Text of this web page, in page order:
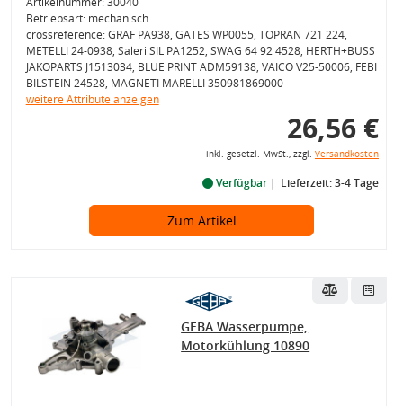
Betriebsart: mechanisch
crossreference: GRAF PA938, GATES WP0055, TOPRAN 721 224,
METELLI 24-0938, Saleri SIL PA1252, SWAG 64 92 4528, HERTH+BUSS
JAKOPARTS J1513034, BLUE PRINT ADM59138, VAICO V25-50006, FEBI
BILSTEIN 24528, MAGNETI MARELLI 350981869000
weitere Attribute anzeigen
26,56 €
inkl. gesetzl. MwSt., zzgl. Versandkosten
Verfügbar Lieferzeit: 3-4 Tage
Zum Artikel
GEBA Wasserpumpe,
Motorkühlung 10890